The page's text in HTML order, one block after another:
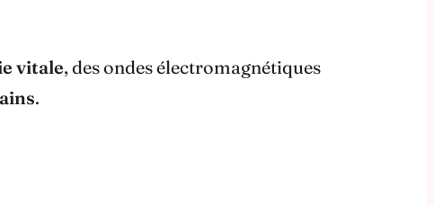
vitale, des ondes électromagnétiques
.